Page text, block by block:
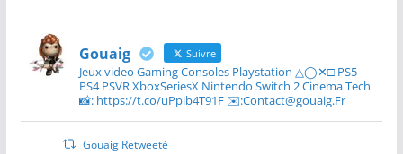
Gouaig Suivre
Jeux video Gaming Consoles Playstation △◯✕□ PS5
PS4 PSVR XboxSeriesX Nintendo Switch 2 Cinema Tech
📸: https://t.co/uPpib4T91F ✉️:Contact@gouaig.Fr
Gouaig Retweeté